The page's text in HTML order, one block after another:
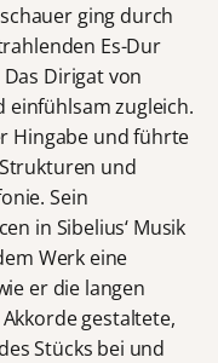
ging durch
Es-Dur
Dirigat von
einfühlsam zugleich.
Hingabe und führte
und
Sein
in Sibelius‘ Musik
Werk eine
er die langen
gestaltete,
Stücks bei und